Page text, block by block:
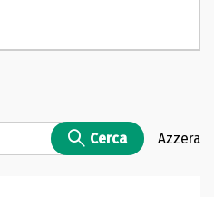
Cerca Azzera